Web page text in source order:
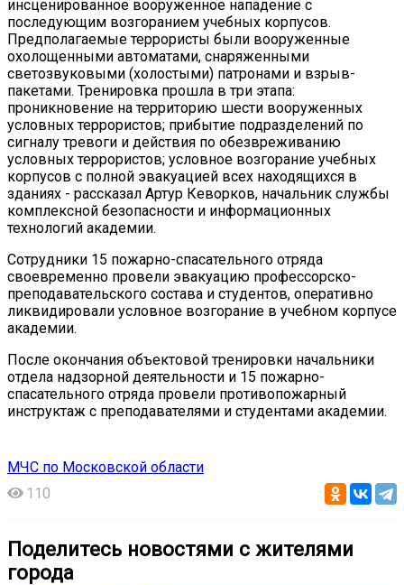
инсценированное вооруженное нападение с
последующим возгоранием учебных корпусов.
Предполагаемые террористы были вооруженные
охолощенными автоматами, снаряженными
светозвуковыми (холостыми) патронами и взрыв-
пакетами. Тренировка прошла в три этапа:
проникновение на территорию шести вооруженных
условных террористов; прибытие подразделений по
сигналу тревоги и действия по обезвреживанию
условных террористов; условное возгорание учебных
корпусов с полной эвакуацией всех находящихся в
зданиях - рассказал Артур Кеворков, начальник службы
комплексной безопасности и информационных
технологий академии.
Сотрудники 15 пожарно-спасательного отряда
своевременно провели эвакуацию профессорско-
преподавательского состава и студентов, оперативно
ликвидировали условное возгорание в учебном корпусе
академии.
После окончания объектовой тренировки начальники
отдела надзорной деятельности и 15 пожарно-
спасательного отряда провели противопожарный
инструктаж с преподавателями и студентами академии.
МЧС по Московской области
110
Поделитесь новостями с жителями
города